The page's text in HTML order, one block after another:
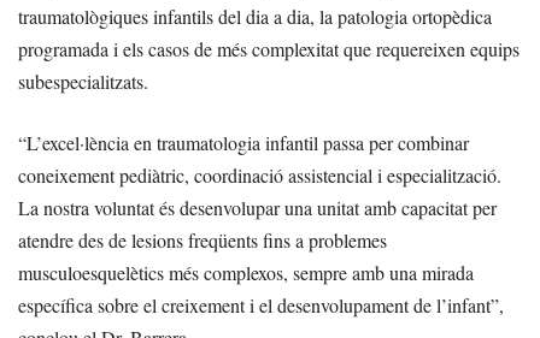
traumatològiques infantils del dia a dia, la patologia ortopèdica
programada i els casos de més complexitat que requereixen equips
subespecialitzats.
“L’excel·lència en traumatologia infantil passa per combinar
coneixement pediàtric, coordinació assistencial i especialització.
La nostra voluntat és desenvolupar una unitat amb capacitat per
atendre des de lesions freqüents fins a problemes
musculoesquelètics més complexos, sempre amb una mirada
específica sobre el creixement i el desenvolupament de l’infant”,